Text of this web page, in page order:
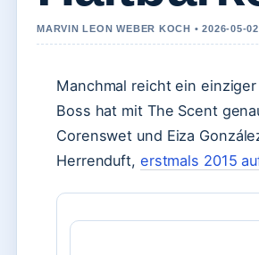
MARVIN LEON WEBER KOCH • 2026-05-
Manchmal reicht ein
Boss hat mit The Scent
Corenswet und Eiza
Herrenduft, erstmals 2015